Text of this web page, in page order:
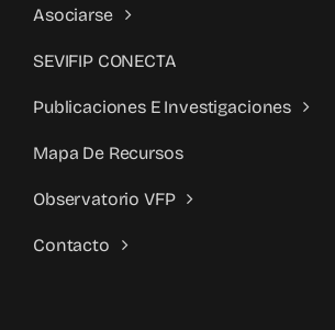
Asociarse
SEVIFIP CONECTA
Publicaciones E Investigaciones
Mapa De Recursos
Observatorio VFP
Contacto